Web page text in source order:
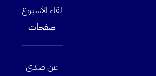
لقاء الأسبوع
صفحات
عن صدى